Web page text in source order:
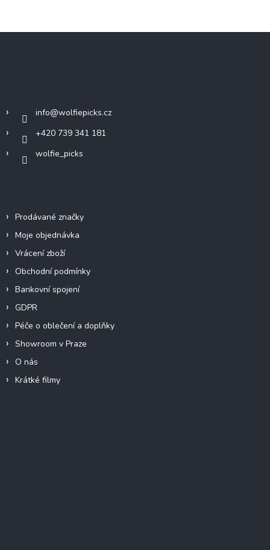
info@wolfiepicks.cz
+420 739 341 181
wolfie_picks
Prodávané značky
Moje objednávka
Vrácení zboží
Obchodní podmínky
Bankovní spojení
GDPR
Péče o oblečení a doplňky
Showroom v Praze
O nás
Krátké filmy